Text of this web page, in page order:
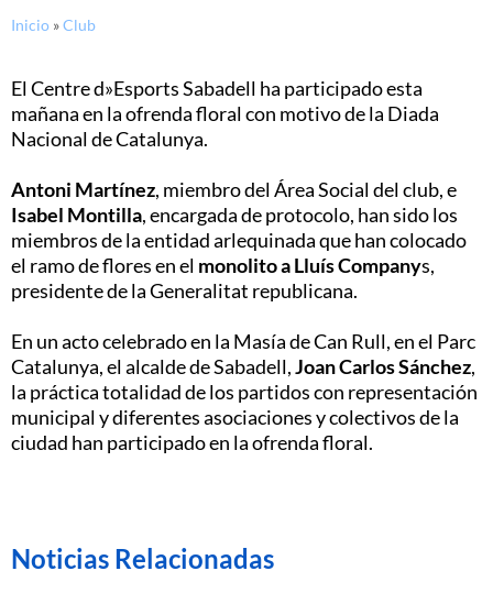
Inicio »Club
El Centre d»Esports Sabadell ha participado esta
mañana en la ofrenda floral con motivo de la Diada
Nacional de Catalunya.
Antoni Martínez, miembro del Área Social del club, e
Isabel Montilla, encargada de protocolo, han sido los
miembros de la entidad arlequinada que han colocado
el ramo de flores en el monolito a Lluís Companys,
presidente de la Generalitat republicana.
En un acto celebrado en la Masía de Can Rull, en el Parc
Catalunya, el alcalde de Sabadell,Joan Carlos Sánchez,
la práctica totalidad de los partidos con representación
municipal y diferentes asociaciones y colectivos de la
ciudad han participado en la ofrenda floral.
Noticias Relacionadas